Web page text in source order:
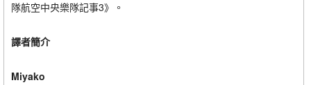
隊航空中央樂隊記事3》。
譯者簡介
Miyako